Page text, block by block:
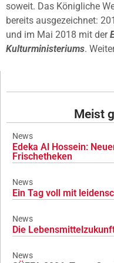
soweit. Das Königliche
bereits ausgezeichnet:
und im Mai 2018 mit der
Kulturministeriums.
Meist
News
Edeka Al Hossein:
Frischetheken
News
Ein Tag voll mit
News
Die
News